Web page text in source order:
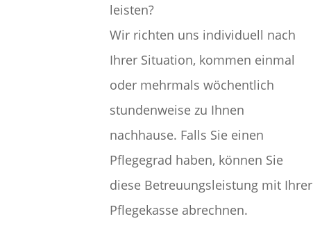
leisten?
Wir richten uns individuell nach
Ihrer Situation, kommen einmal
oder mehrmals wöchentlich
stundenweise zu Ihnen
nachhause. Falls Sie einen
Pflegegrad haben, können Sie
diese Betreuungsleistung mit Ihrer
Pflegekasse abrechnen.